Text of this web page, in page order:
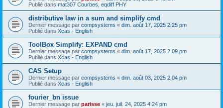
Publié dans mat307 Courbes, eqdiff PHY
distributive law in a sum and simplify cmd
Dernier message par compsystems « dim. août 17, 2025 2:25 pm
Publié dans Xcas - English
ToolBox Simplify: EXPAND cmd
Dernier message par compsystems « dim. août 17, 2025 2:09 pm
Publié dans Xcas - English
CAS Setup
Dernier message par compsystems « dim. août 03, 2025 2:04 pm
Publié dans Xcas - English
fourier_bn issue
Dernier message par parisse « jeu. juil. 24, 2025 4:24 pm